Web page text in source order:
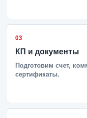
03
КП и документы
Подготовим счет,
сертификаты.